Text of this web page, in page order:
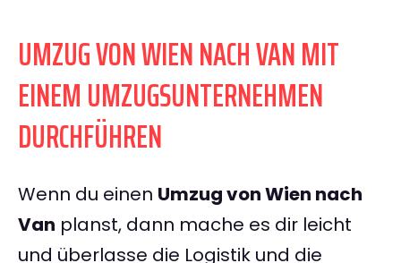
UMZUG VON WIEN NACH VAN MIT
EINEM UMZUGSUNTERNEHMEN
DURCHFÜHREN
Wenn du einen Umzug von Wien nach
Van planst, dann mache es dir leicht
und überlasse die Logistik und die